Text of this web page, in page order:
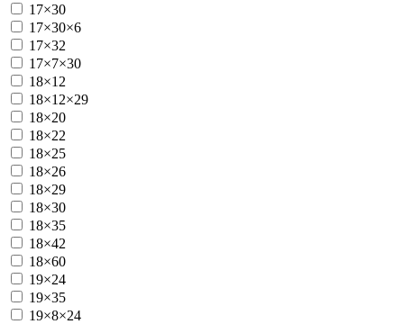
17×30
17×30×6
17×32
17×7×30
18×12
18×12×29
18×20
18×22
18×25
18×26
18×29
18×30
18×35
18×42
18×60
19×24
19×35
19×8×24